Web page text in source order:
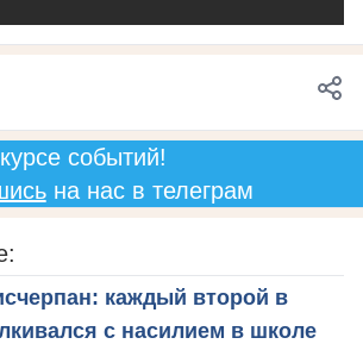
событий!
на нас в телеграм
каждый второй в
с насилием в школе